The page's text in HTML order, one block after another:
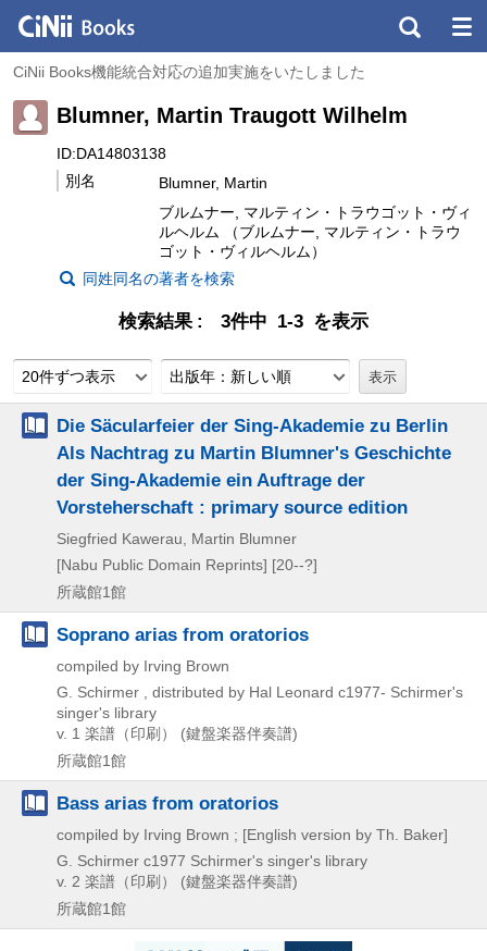
CiNii Books機能統合対応の追加実施をいたしました
Blumner, Martin Traugott Wilhelm
ID:DA14803138
別名
Blumner, Martin
ブルムナー, マルティン・トラウゴット・ヴィ
ルヘルム （ブルムナー, マルティン・トラウ
ゴット・ヴィルヘルム）
同姓同名の著者を検索
検索結果 3件中 1-3 を表示
20件ずつ表示 出版年：新しい順
Die Säcularfeier der Sing-Akademie zu Berlin
Als Nachtrag zu Martin Blumner's Geschichte
der Sing-Akademie ein Auftrage der
Vorsteherschaft : primary source edition
Siegfried Kawerau, Martin Blumner
[Nabu Public Domain Reprints] [20--?]
所蔵館1館
Soprano arias from oratorios
compiled by Irving Brown
G. Schirmer , distributed by Hal Leonard c1977- Schirmer's
singer's library
v. 1 楽譜（印刷） (鍵盤楽器伴奏譜)
所蔵館1館
Bass arias from oratorios
compiled by Irving Brown ; [English version by Th. Baker]
G. Schirmer c1977 Schirmer's singer's library
v. 2 楽譜（印刷） (鍵盤楽器伴奏譜)
所蔵館1館